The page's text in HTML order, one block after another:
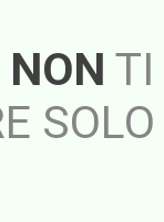
NON TI